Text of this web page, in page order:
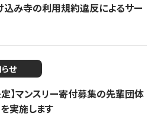
み寺の利用規約違反によるサー
せ
】マンスリー寄付募集の先輩団体
実施します